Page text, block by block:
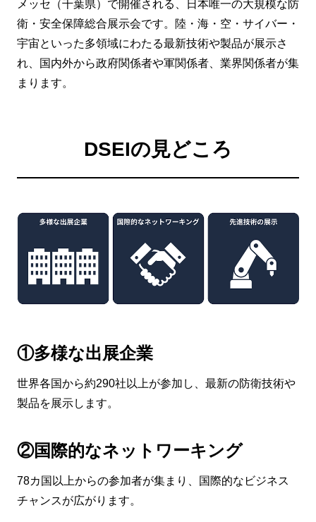
メッセ（千葉県）で開催される、日本唯一の大規模な防
衛・安全保障総合展示会です。陸・海・空・サイバー・
宇宙といった多領域にわたる最新技術や製品が展示さ
れ、国内外から政府関係者や軍関係者、業界関係者が集
まります。
DSEIの見どころ
①多様な出展企業
世界各国から約290社以上が参加し、最新の防衛技術や
製品を展示します。
②国際的なネットワーキング
78カ国以上からの参加者が集まり、国際的なビジネス
チャンスが広がります。